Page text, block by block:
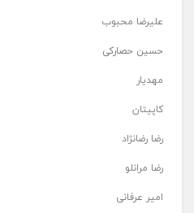
علیرضا محبوب
حسین حصارکی
مهدیار
کاپیتان
رضا رضانژاد
رضا مرانلو
امیر عرفانی